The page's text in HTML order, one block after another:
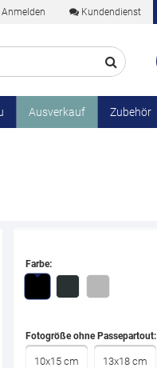
Anmelden Kundendienst
ab € 250,-
Ausverkauf Zubehör
Farbe:
Fotogröße ohne Passepartout:
10x15 cm 13x18 cm